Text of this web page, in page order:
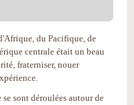
du Pacifique, de
centrale était un beau
fraterniser, nouer
se sont déroulées autour de